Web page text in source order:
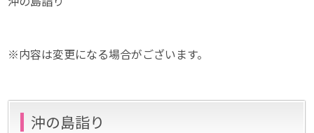
※内容は変更になる場合がございます。
沖の島詣り